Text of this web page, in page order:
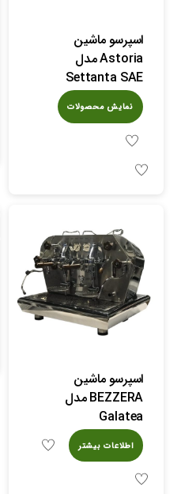
اسپرسو ماشین
Astoria مدل
Settanta SAE
نمایش محصولات
اسپرسو ماشین
BEZZERA مدل
Galatea
اطلاعات بیشتر